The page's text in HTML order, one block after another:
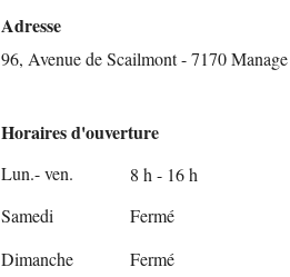
Adresse
96, Avenue de Scailmont - 7170 Manage
Horaires d'ouverture
Lun.- ven.
8 h - 16 h
Samedi
Fermé
Dimanche
Fermé